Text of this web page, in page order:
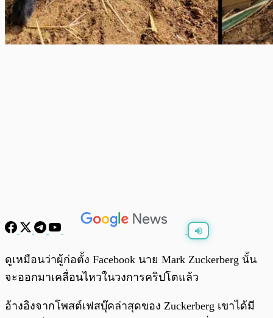
พร้อมเล่น 0:00
ดูเหมือนว่าผู้ก่อตั้ง Facebook นาย Mark Zuckerberg นั้น
จะออกมาเคลื่อนไหวในวงการคริปโตแล้ว
อ้างอิงจากโพสต์เฟสบุ๊คล่าสุดของ Zuckerberg เขาได้มี